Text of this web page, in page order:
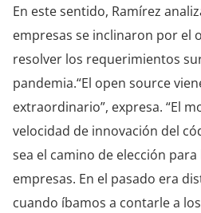
En este sentido, Ramírez
empresas se inclinaron por el
resolver los requerimientos
pandemia.“El open source
extraordinario”, expresa. “El
velocidad de innovación del
sea el camino de elección
empresas. En el pasado era
cuando íbamos a contarle a